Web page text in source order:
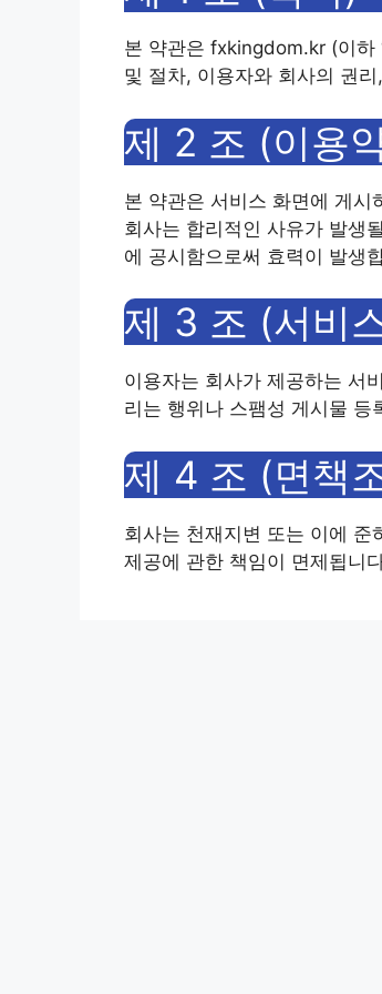
본 약관은 fxkingdom.kr (이하
및 절차, 이용자와 회사의 권
제 2 조 (이용
본 약관은 서비스 화면에 게시
회사는 합리적인 사유가 발생
에 공시함으로써 효력이 발생
제 3 조 (서비
이용자는 회사가 제공하는 서
리는 행위나 스팸성 게시물 등
제 4 조 (면책
회사는 천재지변 또는 이에 준
제공에 관한 책임이 면제됩니